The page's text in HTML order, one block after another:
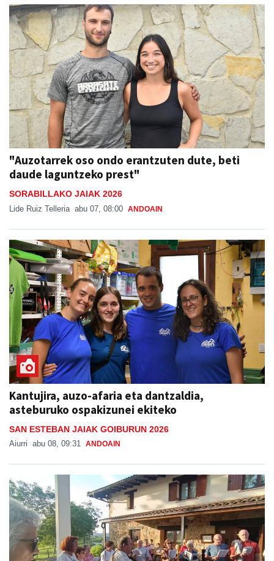
"Auzotarrek oso ondo erantzuten dute, beti
daude laguntzeko prest"
SORABILLAKO JAIAK 2026
Lide Ruiz Telleria abu 07, 08:00 ANDOAIN
Kantujira, auzo-afaria eta dantzaldia,
asteburuko ospakizunei ekiteko
SAN ESTEBAN JAIAK GOIBURUN 2026
Aiurri abu 08, 09:31 ANDOAIN